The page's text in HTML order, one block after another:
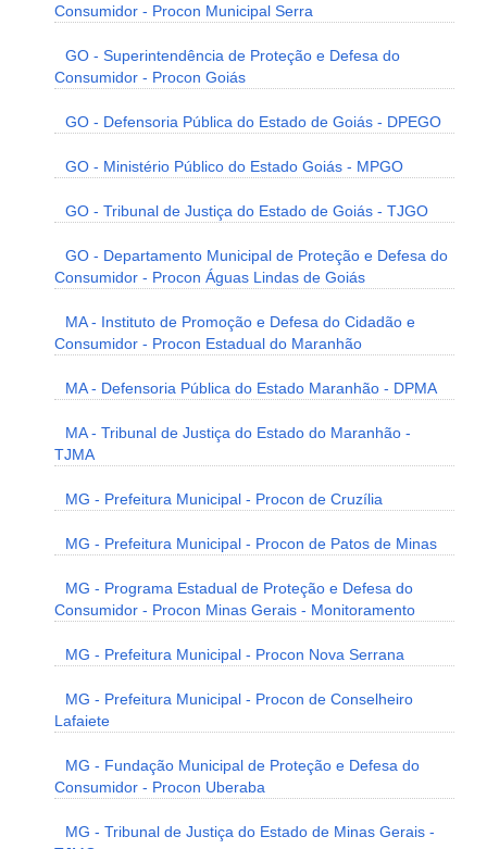
Consumidor - Procon Municipal Serra
GO - Superintendência de Proteção e Defesa do
Consumidor - Procon Goiás
GO - Defensoria Pública do Estado de Goiás - DPEGO
GO - Ministério Público do Estado Goiás - MPGO
GO - Tribunal de Justiça do Estado de Goiás - TJGO
GO - Departamento Municipal de Proteção e Defesa do
Consumidor - Procon Águas Lindas de Goiás
MA - Instituto de Promoção e Defesa do Cidadão e
Consumidor - Procon Estadual do Maranhão
MA - Defensoria Pública do Estado Maranhão - DPMA
MA - Tribunal de Justiça do Estado do Maranhão -
TJMA
MG - Prefeitura Municipal - Procon de Cruzília
MG - Prefeitura Municipal - Procon de Patos de Minas
MG - Programa Estadual de Proteção e Defesa do
Consumidor - Procon Minas Gerais - Monitoramento
MG - Prefeitura Municipal - Procon Nova Serrana
MG - Prefeitura Municipal - Procon de Conselheiro
Lafaiete
MG - Fundação Municipal de Proteção e Defesa do
Consumidor - Procon Uberaba
MG - Tribunal de Justiça do Estado de Minas Gerais -